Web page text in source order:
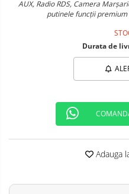
Telefoane mobile ALTE
AUX, Radio RDS, Camera
putinele funcții
Durata de
Adauga